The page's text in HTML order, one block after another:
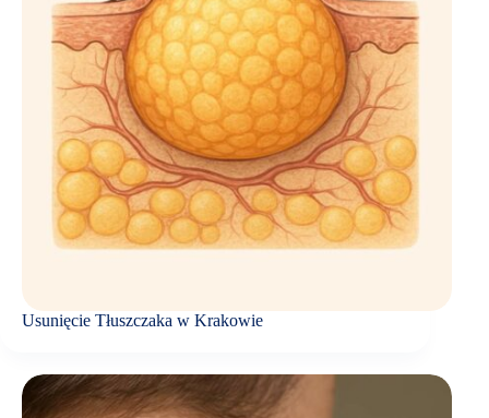
Usunięcie Tłuszczaka w Krakowie